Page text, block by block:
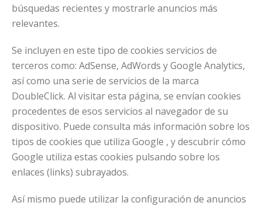
búsquedas recientes y mostrarle anuncios más
relevantes.
Se incluyen en este tipo de cookies servicios de
terceros como: AdSense, AdWords y Google Analytics,
así como una serie de servicios de la marca
DoubleClick. Al visitar esta página, se envían cookies
procedentes de esos servicios al navegador de su
dispositivo. Puede consulta más información sobre los
tipos de cookies que utiliza Google , y descubrir cómo
Google utiliza estas cookies pulsando sobre los
enlaces (links) subrayados.
Así mismo puede utilizar la configuración de anuncios